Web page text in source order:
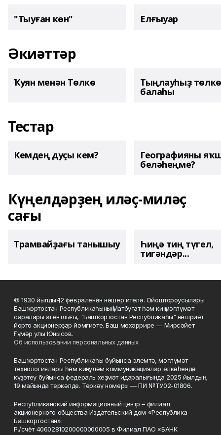
"Тыуған көн" Елғыуар
Әкиәттәр
Ҡуян менән Төлкө Тыңлауһыҙ төлкө
балаһы
Тестар
Кемдең дуҫы кем? Географияны
беләһеңме?
Күңелдәрҙең иләҫ-миләҫ
сағы
Трамвайҙағы танышыу Һиңә тиң түгел,
тигәндәр...
© 1930 йылдың 12 февраленән нәшер ителә. Ойоштороусылары:
Башҡортостан Республикаһының Матбуғат һәм киң мәғлүмәт
саралары агентлығы, "Башҡортостан Республикаһы" нәшриәт
йорто акционерҙар йәмғиәте. Баш мөхәррире — Мирсәйет
Ғүмәр улы Юнысов.
Об использовании персональных данных
Башҡортостан Республикаһы буйынса элемтә, мәғлүмәт
технологиялары һәм киңкүләм коммуникациялар өлкәһендә
күҙәтеү буйынса федераль хеҙмәт идаралығында 2025 йылдың
19 майында теркәлде. Теркәү номеры — ПИ №ТУ02-01806.
Республиканский информационный центр – филиал
акционерного общества Издательский дом «Республика
Башкортостан».
Р./счёт 40602810200000000005 в Филиал ПАО «БАНК